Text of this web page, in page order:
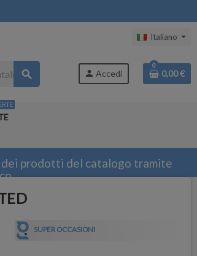
Italiano
search person Accedi
0
0,00 €
prodotti del catalogo tramite
SUPER OCCASIONI